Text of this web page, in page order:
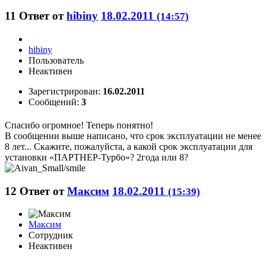
11 Ответ отhibiny 18.02.2011 (14:57)
hibiny
Пользователь
Неактивен
Зарегистрирован: 16.02.2011
Сообщений: 3
Спасибо огромное! Теперь понятно!
В сообщении выше написано, что срок эксплуатации не менее
8 лет... Скажите, пожалуйста, а какой срок эксплуатации для
установки «ПАРТНЕР-Турбо»? 2года или 8?
12 Ответ отМаксим 18.02.2011 (15:39)
Максим
Сотрудник
Неактивен